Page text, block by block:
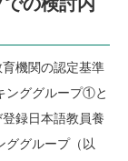
機関の認定基準
ンググループ①と
録日本語教員養
ググループ（以